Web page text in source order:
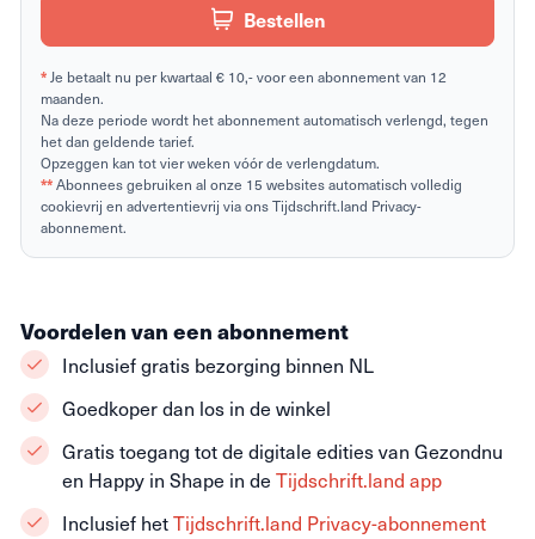
Bestellen
*Je betaalt nu per kwartaal € 10,- voor een abonnement van 12
maanden.
Na deze periode wordt het abonnement automatisch verlengd, tegen
het dan geldende tarief.
Opzeggen kan tot vier weken vóór de verlengdatum.
**Abonnees gebruiken al onze 15 websites automatisch volledig
cookievrij en advertentievrij via ons Tijdschrift.land Privacy-
abonnement.
Voordelen van een abonnement
Inclusief gratis bezorging binnen NL
Goedkoper dan los in de winkel
Gratis toegang tot de digitale edities van Gezondnu
en Happy in Shape in de Tijdschrift.land app
Inclusief hetTijdschrift.land Privacy-abonnement